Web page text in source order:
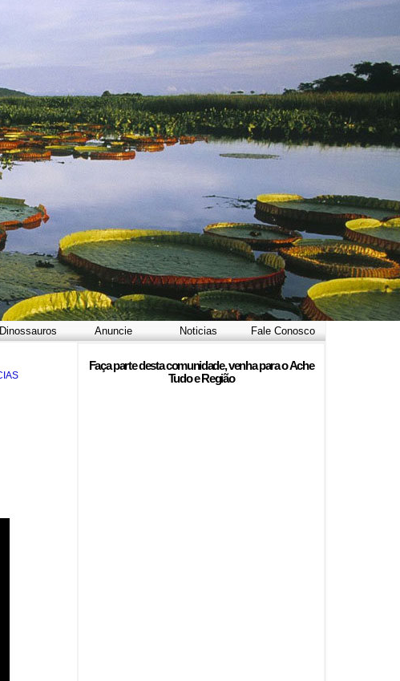
Dinossauros Anuncie Noticias Fale Conosco
Faça parte desta comunidade, venha para oAche
Tudo e Região